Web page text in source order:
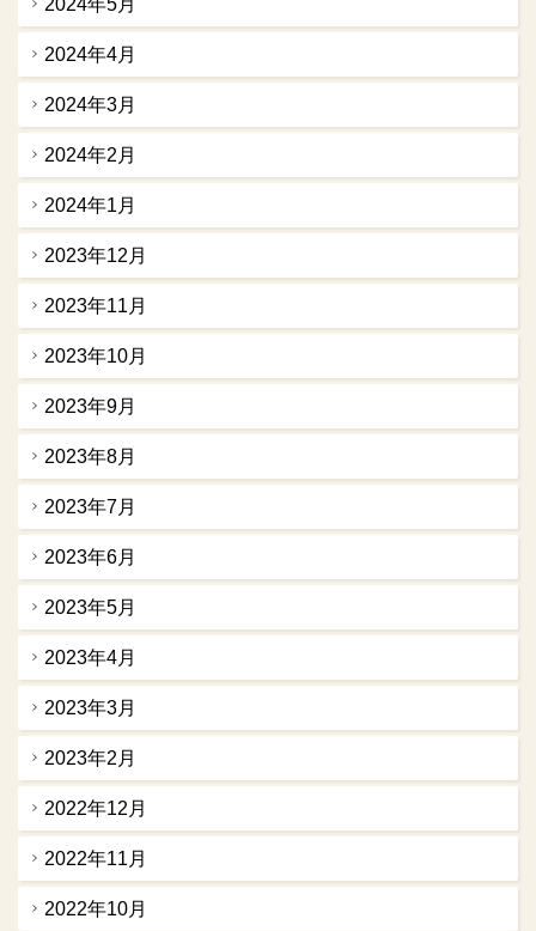
2024年5月
2024年4月
2024年3月
2024年2月
2024年1月
2023年12月
2023年11月
2023年10月
2023年9月
2023年8月
2023年7月
2023年6月
2023年5月
2023年4月
2023年3月
2023年2月
2022年12月
2022年11月
2022年10月